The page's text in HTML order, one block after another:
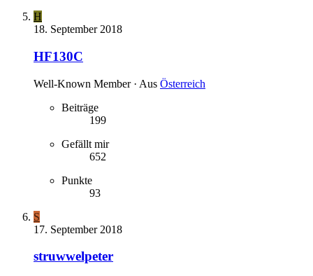
H
18. September 2018
HF130C
Well-Known Member · Aus Österreich
Beiträge
199
Gefällt mir
652
Punkte
93
S
17. September 2018
struwwelpeter